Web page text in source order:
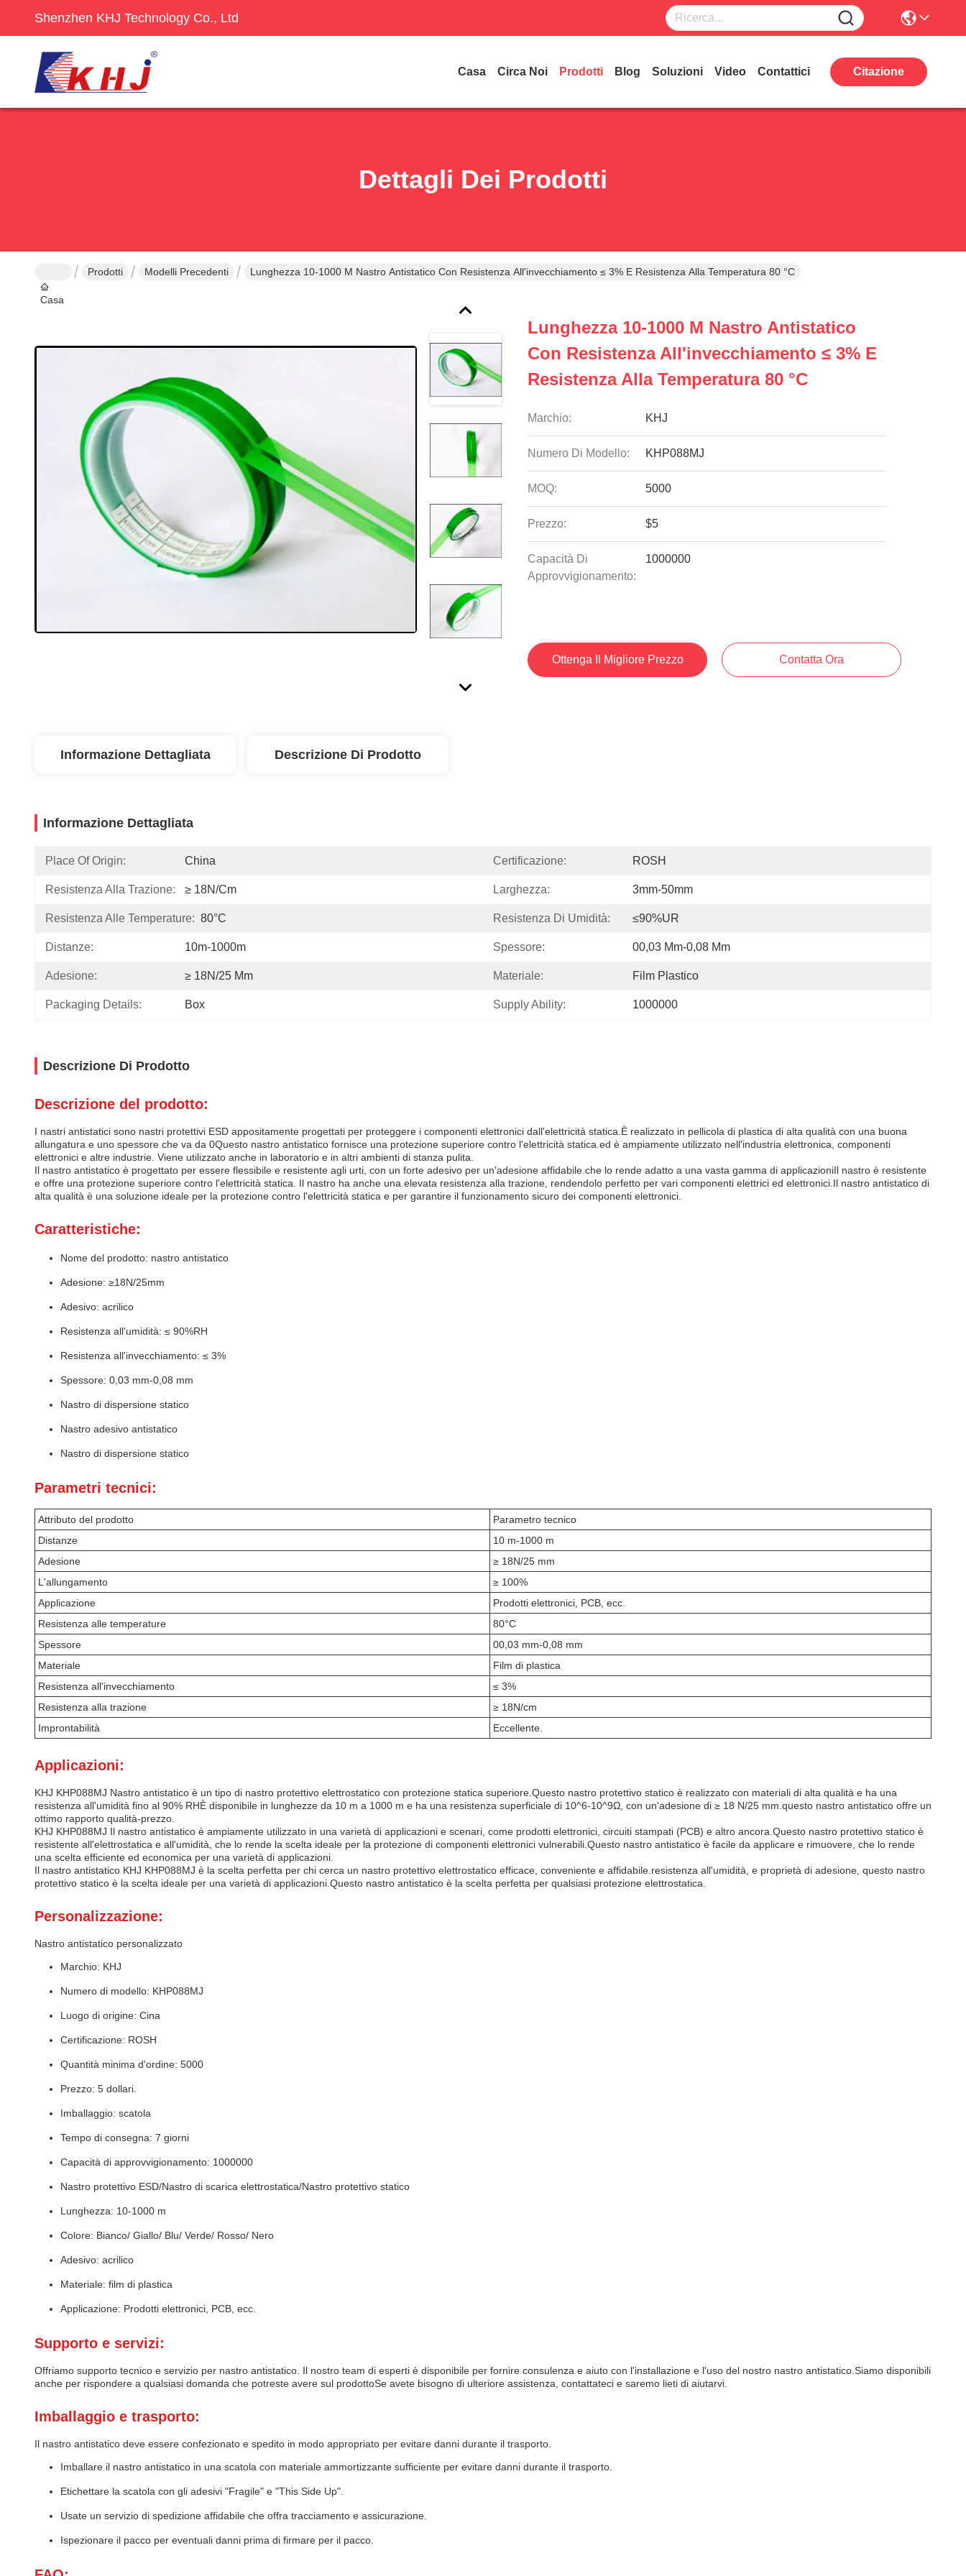
Shenzhen KHJ Technology Co., Ltd
Casa Circa Noi Prodotti Blog Soluzioni Video Contattici Citazione
Dettagli Dei Prodotti
Casa
Prodotti Modelli Precedenti Lunghezza 10-1000 M Nastro Antistatico Con Resistenza All'invecchiamento ≤ 3% E Resistenza Alla Temperatura 80 °C
Lunghezza 10-1000 M Nastro Antistatico
Con Resistenza All'invecchiamento ≤ 3% E
Resistenza Alla Temperatura 80 °C
Marchio: KHJ
Numero Di Modello: KHP088MJ
MOQ: 5000
Prezzo: $5
Capacità Di
Approvvigionamento:
1000000
Ottenga Il Migliore Prezzo Contatta Ora
Informazione Dettagliata Descrizione Di Prodotto
Informazione Dettagliata
Place Of Origin: China Certificazione: ROSH
Resistenza Alla Trazione: ≥ 18N/cm Larghezza: 3mm-50mm
Resistenza Alle Temperature: 80°C Resistenza Di Umidità: ≤90%UR
Distanze: 10m-1000m Spessore: 00,03 Mm-0,08 Mm
Adesione: ≥ 18N/25 Mm Materiale: Film Plastico
Packaging Details: Box Supply Ability: 1000000
Descrizione Di Prodotto
Descrizione del prodotto:
I nastri antistatici sono nastri protettivi ESD appositamente progettati per proteggere i componenti elettronici dall'elettricità statica.È realizzato in pellicola di plastica di alta qualità con una buona
allungatura e uno spessore che va da 0Questo nastro antistatico fornisce una protezione superiore contro l'elettricità statica.ed è ampiamente utilizzato nell'industria elettronica, componenti
elettronici e altre industrie. Viene utilizzato anche in laboratorio e in altri ambienti di stanza pulita.
Il nastro antistatico è progettato per essere flessibile e resistente agli urti, con un forte adesivo per un'adesione affidabile.che lo rende adatto a una vasta gamma di applicazioniIl nastro è resistente
e offre una protezione superiore contro l'elettricità statica. Il nastro ha anche una elevata resistenza alla trazione, rendendolo perfetto per vari componenti elettrici ed elettronici.Il nastro antistatico di
alta qualità è una soluzione ideale per la protezione contro l'elettricità statica e per garantire il funzionamento sicuro dei componenti elettronici.
Caratteristiche:
Nome del prodotto: nastro antistatico
Adesione: ≥18N/25mm
Adesivo: acrilico
Resistenza all'umidità: ≤ 90%RH
Resistenza all'invecchiamento: ≤ 3%
Spessore: 0,03 mm-0,08 mm
Nastro di dispersione statico
Nastro adesivo antistatico
Nastro di dispersione statico
Parametri tecnici:
Attributo del prodotto
Parametro tecnico
Distanze
10 m-1000 m
Adesione
≥ 18N/25 mm
L'allungamento
≥ 100%
Applicazione
Prodotti elettronici, PCB, ecc.
Resistenza alle temperature
80°C
Spessore
00,03 mm-0,08 mm
Materiale
Film di plastica
Resistenza all'invecchiamento
≤ 3%
Resistenza alla trazione
≥ 18N/cm
Improntabilità
Eccellente.
Applicazioni:
KHJ KHP088MJ Nastro antistatico è un tipo di nastro protettivo elettrostatico con protezione statica superiore.Questo nastro protettivo statico è realizzato con materiali di alta qualità e ha una
resistenza all'umidità fino al 90% RHÈ disponibile in lunghezze da 10 m a 1000 m e ha una resistenza superficiale di 10^6-10^9Ω, con un'adesione di ≥ 18 N/25 mm.questo nastro antistatico offre un
ottimo rapporto qualità-prezzo.
KHJ KHP088MJ Il nastro antistatico è ampiamente utilizzato in una varietà di applicazioni e scenari, come prodotti elettronici, circuiti stampati (PCB) e altro ancora.Questo nastro protettivo statico è
resistente all'elettrostatica e all'umidità, che lo rende la scelta ideale per la protezione di componenti elettronici vulnerabili.Questo nastro antistatico è facile da applicare e rimuovere, che lo rende
una scelta efficiente ed economica per una varietà di applicazioni.
Il nastro antistatico KHJ KHP088MJ è la scelta perfetta per chi cerca un nastro protettivo elettrostatico efficace, conveniente e affidabile.resistenza all'umidità, e proprietà di adesione, questo nastro
protettivo statico è la scelta ideale per una varietà di applicazioni.Questo nastro antistatico è la scelta perfetta per qualsiasi protezione elettrostatica.
Personalizzazione:
Nastro antistatico personalizzato
Marchio: KHJ
Numero di modello: KHP088MJ
Luogo di origine: Cina
Certificazione: ROSH
Quantità minima d'ordine: 5000
Prezzo: 5 dollari.
Imballaggio: scatola
Tempo di consegna: 7 giorni
Capacità di approvvigionamento: 1000000
Nastro protettivo ESD/Nastro di scarica elettrostatica/Nastro protettivo statico
Lunghezza: 10-1000 m
Colore: Bianco/ Giallo/ Blu/ Verde/ Rosso/ Nero
Adesivo: acrilico
Materiale: film di plastica
Applicazione: Prodotti elettronici, PCB, ecc.
Supporto e servizi:
Offriamo supporto tecnico e servizio per nastro antistatico. Il nostro team di esperti è disponibile per fornire consulenza e aiuto con l'installazione e l'uso del nostro nastro antistatico.Siamo disponibili
anche per rispondere a qualsiasi domanda che potreste avere sul prodottoSe avete bisogno di ulteriore assistenza, contattateci e saremo lieti di aiutarvi.
Imballaggio e trasporto:
Il nastro antistatico deve essere confezionato e spedito in modo appropriato per evitare danni durante il trasporto.
Imballare il nastro antistatico in una scatola con materiale ammortizzante sufficiente per evitare danni durante il trasporto.
Etichettare la scatola con gli adesivi "Fragile" e "This Side Up".
Usate un servizio di spedizione affidabile che offra tracciamento e assicurazione.
Ispezionare il pacco per eventuali danni prima di firmare per il pacco.